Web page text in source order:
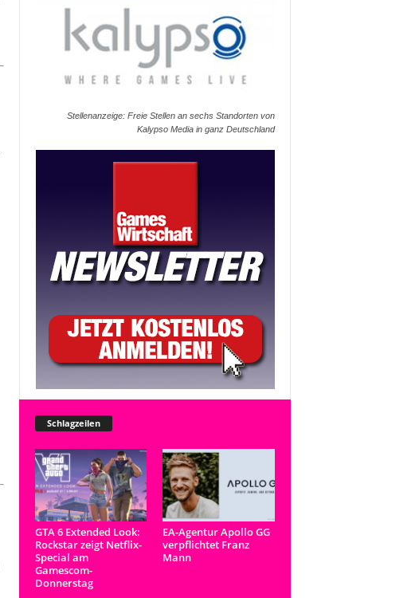
Stellenanzeige: Freie Stellen an sechs Standorten von
Kalypso Media in ganz Deutschland
Schlagzeilen
GTA 6 Extended Look:
Rockstar zeigt Netflix-
Special am
Gamescom-
Donnerstag
EA-Agentur Apollo GG
verpflichtet Franz
Mann